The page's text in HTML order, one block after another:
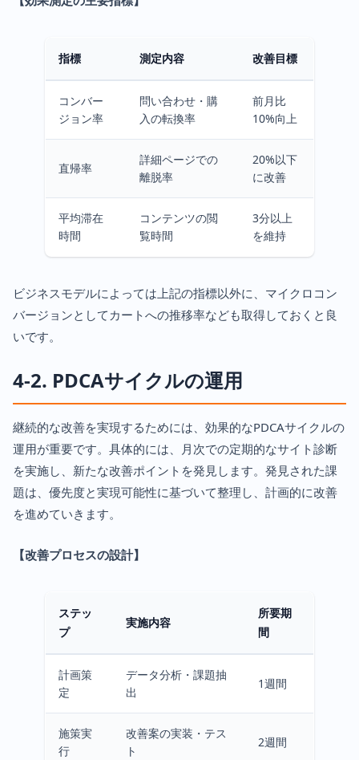
指標 測定内容 改善目標
コンバー
ジョン率
問い合わせ・購
入の転換率
前月比
10%向上
直帰率
詳細ページでの
離脱率
20%以下
に改善
平均滞在
時間
コンテンツの閲
覧時間
3分以上
を維持
ビジネスモデルによっては上記の指標以外に、マイクロコン
バージョンとしてカートへの推移率なども取得しておくと良
いです。
4-2. PDCAサイクルの運用
継続的な改善を実現するためには、効果的なPDCAサイクルの
運用が重要です。具体的には、月次での定期的なサイト診断
を実施し、新たな改善ポイントを発見します。発見された課
題は、優先度と実現可能性に基づいて整理し、計画的に改善
を進めていきます。
【改善プロセスの設計】
ステッ
プ
実施内容
所要期
間
計画策
定
データ分析・課題抽
出
1週間
施策実
行
改善案の実装・テス
ト
2週間